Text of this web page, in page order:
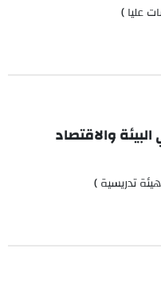
عليا )
والاقتصاد
تدريسية )